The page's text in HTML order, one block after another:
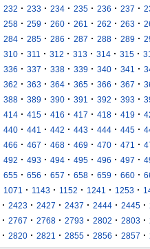
232 · 233 · 234 · 235 · 236 · 237 ·
258 · 259 · 260 · 261 · 262 · 263 ·
284 · 285 · 286 · 287 · 288 · 289 ·
310 · 311 · 312 · 313 · 314 · 315 ·
336 · 337 · 338 · 339 · 340 · 341 ·
362 · 363 · 364 · 365 · 366 · 367 ·
388 · 389 · 390 · 391 · 392 · 393 ·
414 · 415 · 416 · 417 · 418 · 419 ·
440 · 441 · 442 · 443 · 444 · 445 ·
466 · 467 · 468 · 469 · 470 · 471 ·
492 · 493 · 494 · 495 · 496 · 497 ·
655 · 656 · 657 · 658 · 659 · 660 ·
1071 · 1143 · 1152 · 1241 · 1253 ·
· 2423 · 2427 · 2437 · 2444 · 2445 ·
· 2767 · 2768 · 2793 · 2802 · 2803 ·
· 2820 · 2821 · 2855 · 2856 · 2857 ·